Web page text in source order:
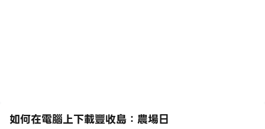
如何在電腦上下載豐收島：農場日